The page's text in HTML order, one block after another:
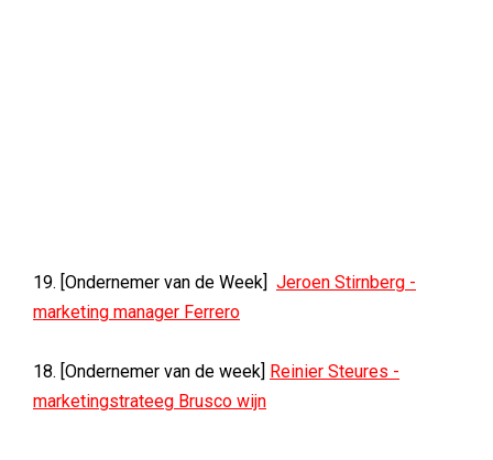
19. [Ondernemer van de Week] Jeroen Stirnberg -
marketing manager Ferrero
18. [Ondernemer van de week] Reinier Steures -
marketingstrateeg Brusco wijn